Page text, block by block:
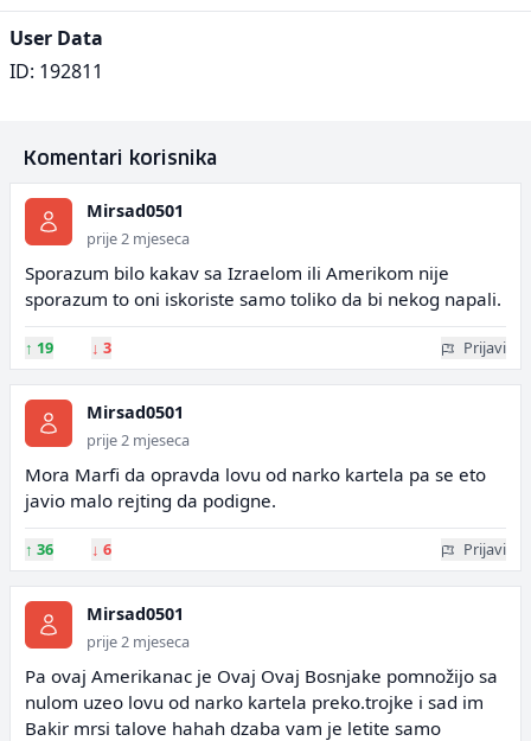
User Data
ID: 192811
Komentari korisnika
Mirsad0501
prije 2 mjeseca
Sporazum bilo kakav sa Izraelom ili Amerikom nije
sporazum to oni iskoriste samo toliko da bi nekog napali.
↑ 19 ↓ 3 Prijavi
Mirsad0501
prije 2 mjeseca
Mora Marfi da opravda lovu od narko kartela pa se eto
javio malo rejting da podigne.
↑ 36 ↓ 6 Prijavi
Mirsad0501
prije 2 mjeseca
Pa ovaj Amerikanac je Ovaj Ovaj Bosnjake pomnožijo sa
nulom uzeo lovu od narko kartela preko.trojke i sad im
Bakir mrsi talove hahah dzaba vam je letite samo